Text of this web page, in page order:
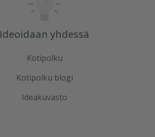
Ideoidaan yhdessä
Kotipolku
Kotipolku blogi
Ideakuvasto